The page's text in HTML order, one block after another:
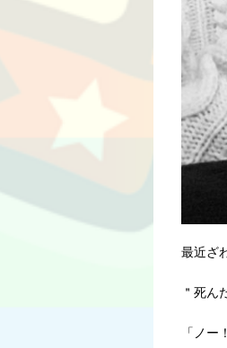
最近ざ
＂死ん
「ノ